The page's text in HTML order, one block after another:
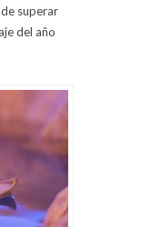
superar
del año